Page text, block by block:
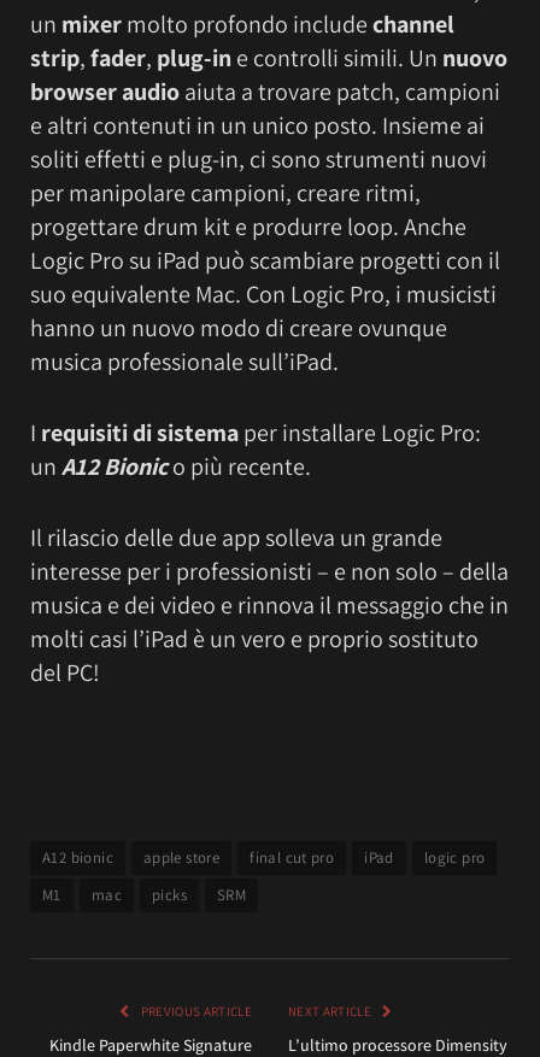
un mixermolto profondo includechannel
strip,fader, plug-ine controlli simili. Un nuovo
browser audioaiuta a trovare patch, campioni
e altri contenuti in un unico posto. Insieme ai
soliti effetti e plug-in, ci sono strumenti nuovi
per manipolare campioni, creare ritmi,
progettare drum kit e produrre loop. Anche
Logic Pro su iPad può scambiare progetti con il
suo equivalente Mac. Con Logic Pro, i musicisti
hanno un nuovo modo di creare ovunque
musica professionale sull’iPad.
I requisiti di sistemaper installare Logic Pro:
unA12 Bionico più recente.
Il rilascio delle due app solleva un grande
interesse per i professionisti – e non solo – della
musica e dei video e rinnova il messaggio che in
molti casi l’iPad è un vero e proprio sostituto
del PC!
A12 bionic apple store final cut pro iPad
logic pro
M1
mac picks SRM
PREVIOUS ARTICLE
Kindle Paperwhite Signature
NEXT ARTICLE
L’ultimo processore Dimensity